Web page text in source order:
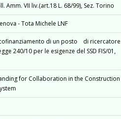
VII liv.(art.18 L. 68/99), Sez. Torino
- Tota Michele LNF
di un posto di ricercatore
240/10 per le esigenze del SSD FIS/01,
for Collaboration in the Construction